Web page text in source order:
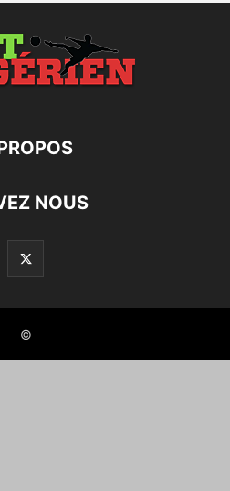
NOUS
©